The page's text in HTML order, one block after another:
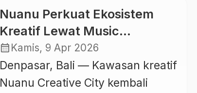
Sunset Island BBQ Night dalam
konsep terbaru yang lebih segar,
meriah, dan kaya cita rasa tropis.
Program ini menjadi penyegaran
dari konsep sebelumnya, dengan
Nuanu Perkuat Ekosistem
Kreatif Lewat Music
Residency, Satukan Musisi
Dunia di Bali
calendar_month Kamis, 9 Apr 2026
Denpasar, Bali — Kawasan kreatif
Nuanu Creative City kembali